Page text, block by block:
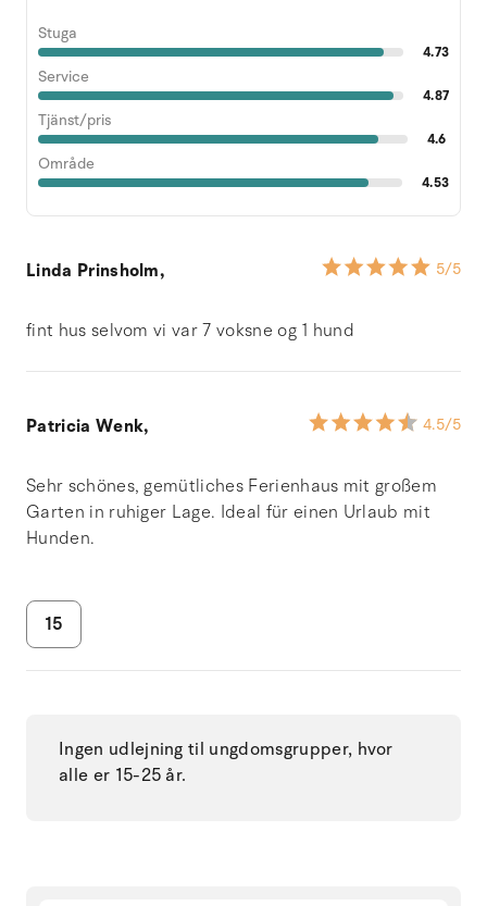
Stuga
4.73
Service
4.87
Tjänst/pris
4.6
Område
4.53
Linda Prinsholm, 5/5
fint hus selvom vi var 7 voksne og 1 hund
Patricia Wenk, 4.5/5
Sehr schönes, gemütliches Ferienhaus mit großem
Garten in ruhiger Lage. Ideal für einen Urlaub mit
Hunden.
15
Ingen udlejning til ungdomsgrupper, hvor
alle er 15-25 år.